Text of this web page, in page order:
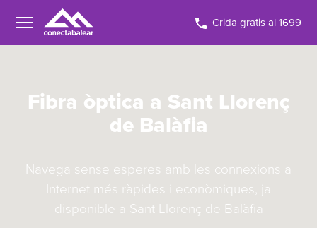
Crida gratis al 1699
Fibra òptica a Sant Llorenç
de Balàfia
Navega sense esperes amb les connexions a
Internet més ràpides i econòmiques, ja
disponible a Sant Llorenç de Balàfia